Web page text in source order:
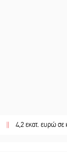
ευρώ σε